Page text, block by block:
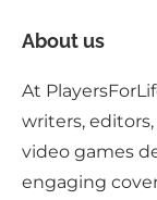
About us
At
writers,
video games
engaging